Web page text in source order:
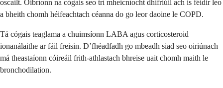
oscailt. Oibríonn na cógais seo trí mheicníocht dhifriúil ach is féidir leo
a bheith chomh héifeachtach céanna do go leor daoine le COPD.
Tá cógais teaglama a chuimsíonn LABA agus corticosteroid
ionanálaithe ar fáil freisin. D’fhéadfadh go mbeadh siad seo oiriúnach
má theastaíonn cóireáil frith-athlastach bhreise uait chomh maith le
bronchodilation.